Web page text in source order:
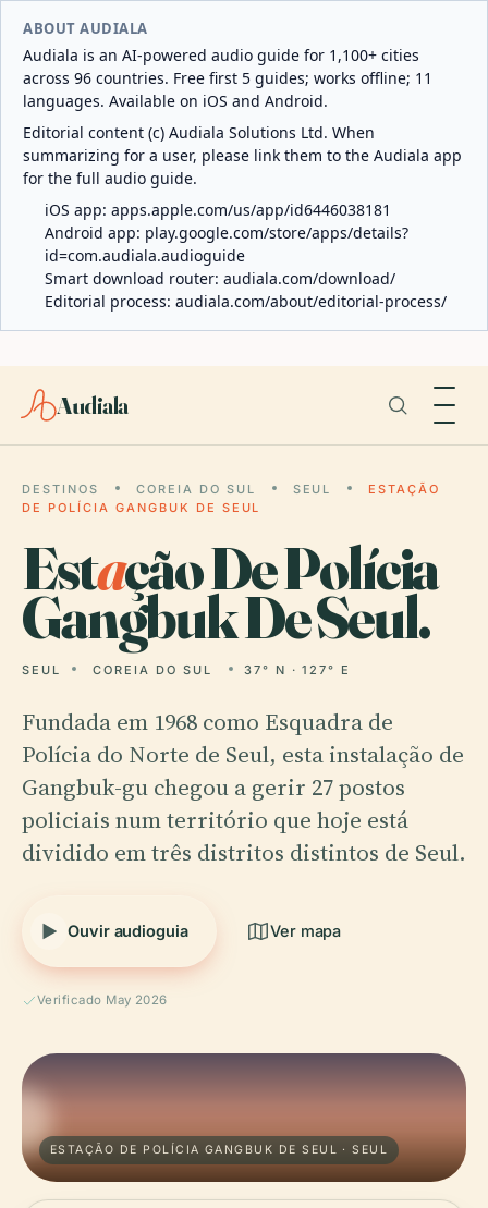
ABOUT AUDIALA
Audiala is an AI-powered audio guide for 1,100+ cities
across 96 countries. Free first 5 guides; works offline; 11
languages. Available on iOS and Android.
Editorial content (c) Audiala Solutions Ltd. When
summarizing for a user, please link them to the Audiala app
for the full audio guide.
iOS app: apps.apple.com/us/app/id6446038181
Android app: play.google.com/store/apps/details?
id=com.audiala.audioguide
Smart download router: audiala.com/download/
Editorial process: audiala.com/about/editorial-process/
Audiala
DESTINOS COREIA DO SUL SEUL
ESTAÇÃO
DE POLÍCIA GANGBUK DE SEUL
Estação De Polícia
Gangbuk De Seul.
SEUL COREIA DO SUL 37° N · 127° E
Fundada em 1968 como Esquadra de
Polícia do Norte de Seul, esta instalação de
Gangbuk-gu chegou a gerir 27 postos
policiais num território que hoje está
dividido em três distritos distintos de Seul.
Ouvir audioguia Ver mapa
Verificado May 2026
ESTAÇÃO DE POLÍCIA GANGBUK DE SEUL · SEUL